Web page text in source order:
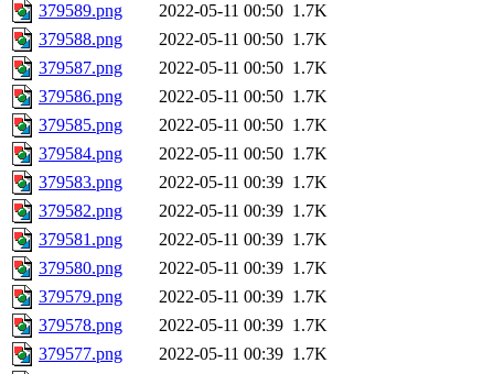
379589.png
2022-05-11 00:50 1.7K
379588.png
2022-05-11 00:50 1.7K
379587.png
2022-05-11 00:50 1.7K
379586.png
2022-05-11 00:50 1.7K
379585.png
2022-05-11 00:50 1.7K
379584.png
2022-05-11 00:50 1.7K
379583.png
2022-05-11 00:39 1.7K
379582.png
2022-05-11 00:39 1.7K
379581.png
2022-05-11 00:39 1.7K
379580.png
2022-05-11 00:39 1.7K
379579.png
2022-05-11 00:39 1.7K
379578.png
2022-05-11 00:39 1.7K
379577.png
2022-05-11 00:39 1.7K